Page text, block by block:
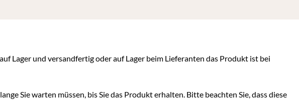
Lager und versandfertig oder auf Lager beim Lieferanten das Produkt ist bei
Sie warten müssen, bis Sie das Produkt erhalten. Bitte beachten Sie, dass diese